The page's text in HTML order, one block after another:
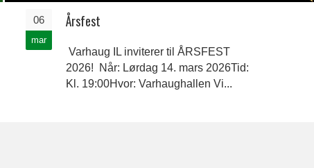
06
mar
Årsfest
Varhaug IL inviterer til ÅRSFEST
2026! Når: Lørdag 14. mars 2026Tid:
Kl. 19:00Hvor: Varhaughallen Vi...